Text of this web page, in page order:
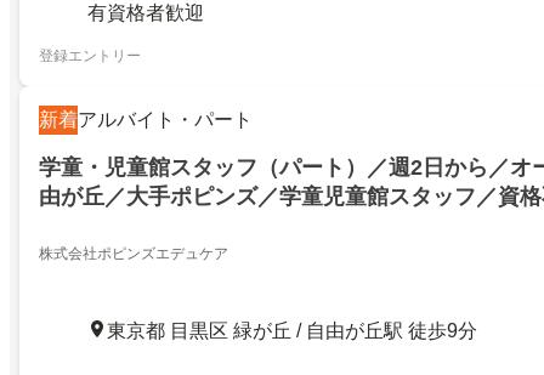
有資格者歓迎
登録エントリー
新着アルバイト・パート
学童・児童館スタッフ（パート）／週2日から／オ
由が丘／大手ポピンズ／学童児童館スタッフ／資
株式会社ポピンズエデュケア
東京都 目黒区 緑が丘 / 自由が丘駅 徒歩9分